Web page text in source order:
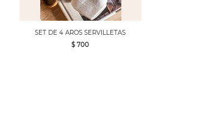
SET DE 4 AROS SERVILLETAS
$ 700